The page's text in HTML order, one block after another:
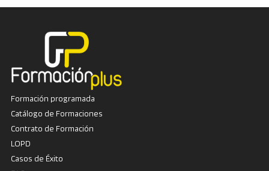
Formación programada
Catálogo de Formaciones
Contrato de Formación
LOPD
Casos de Éxito